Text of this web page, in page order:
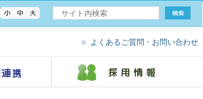
よくあるご質問・お問い合わせ